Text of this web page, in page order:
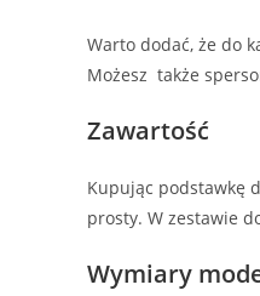
Warto dodać, że do
Możesz także
Zawartość
Kupując podstawkę
prosty. W zestawie
Wymiary